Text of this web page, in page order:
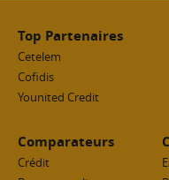
Top Partenaires
Cetelem
Cofidis
Younited Credit
Comparateurs
Crédit